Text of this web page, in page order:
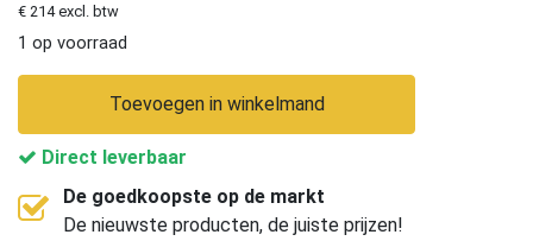
€ 214 excl. btw
1 op voorraad
Toevoegen in winkelmand
Direct leverbaar
De goedkoopste op de markt
De nieuwste producten, de juiste prijzen!